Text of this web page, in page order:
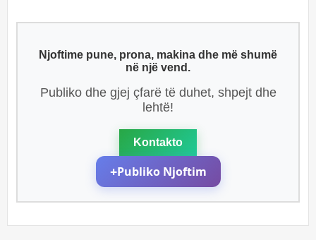
Njoftime pune, prona, makina dhe më shumë
në një vend.
Publiko dhe gjej çfarë të duhet, shpejt dhe
lehtë!
Kontakto
+Publiko Njoftim